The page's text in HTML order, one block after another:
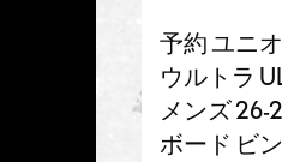
予約 ユニ
ウルトラ
メンズ 26-
ボード ビ